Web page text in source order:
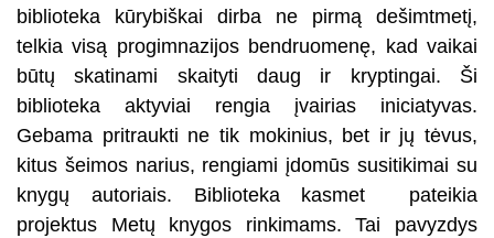
biblioteka kūrybiškai dirba ne pirmą dešimtmetį,
telkia visą progimnazijos bendruomenę, kad vaikai
būtų skatinami skaityti daug ir kryptingai. Ši
biblioteka aktyviai rengia įvairias iniciatyvas.
Gebama pritraukti ne tik mokinius, bet ir jų tėvus,
kitus šeimos narius, rengiami įdomūs susitikimai su
knygų autoriais. Biblioteka kasmet pateikia
projektus Metų knygos rinkimams. Tai pavyzdys